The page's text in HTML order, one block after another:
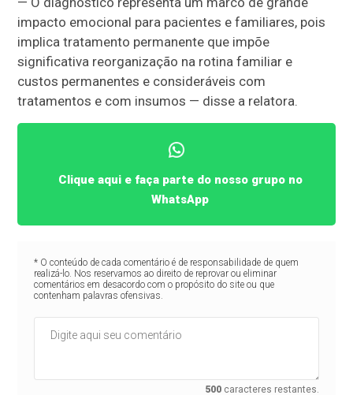
impacto emocional para pacientes e familiares, pois
implica tratamento permanente que impõe
significativa reorganização na rotina familiar e
custos permanentes e consideráveis com
tratamentos e com insumos — disse a relatora.
Clique aqui e faça parte do nosso grupo no
WhatsApp
* O conteúdo de cada comentário é de responsabilidade de quem
realizá-lo. Nos reservamos ao direito de reprovar ou eliminar
comentários em desacordo com o propósito do site ou que
contenham palavras ofensivas.
500 caracteres restantes.